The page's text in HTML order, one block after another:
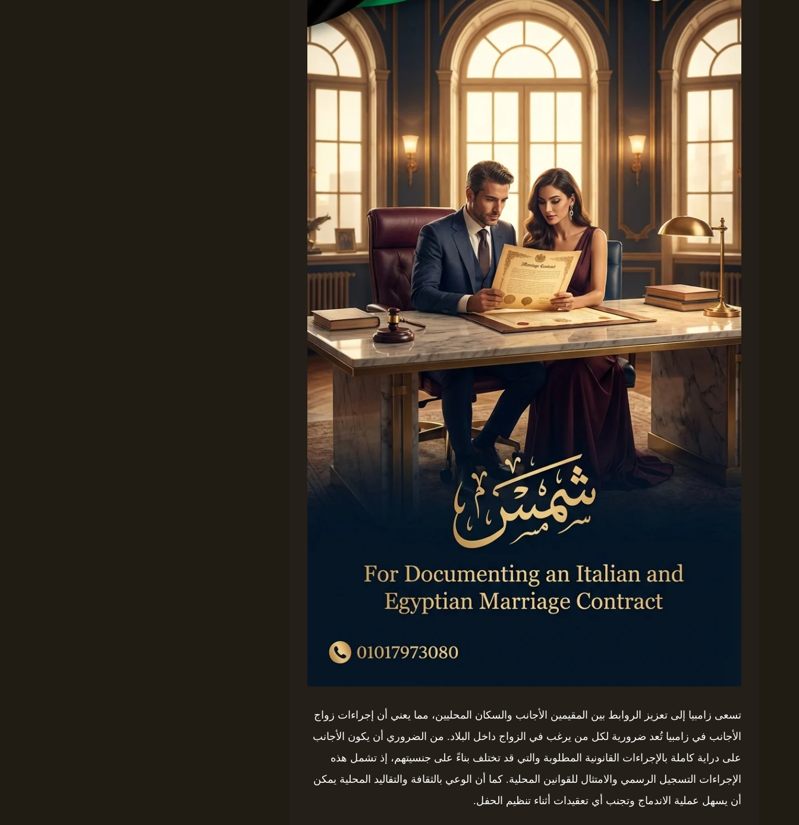
تسعى زامبيا إلى تعزيز الروابط بين المقيمين الأجانب والسكان المحليين، مما يعني أن إجراءات زواج
الأجانب في زامبيا تُعد ضرورية لكل من يرغب في الزواج داخل البلاد. من الضروري أن يكون الأجانب
على دراية كاملة بالإجراءات القانونية المطلوبة والتي قد تختلف بناءً على جنسيتهم، إذ تشمل هذه
الإجراءات التسجيل الرسمي والامتثال للقوانين المحلية. كما أن الوعي بالثقافة والتقاليد المحلية يمكن
أن يسهل عملية الاندماج وتجنب أي تعقيدات أثناء تنظيم الحفل.